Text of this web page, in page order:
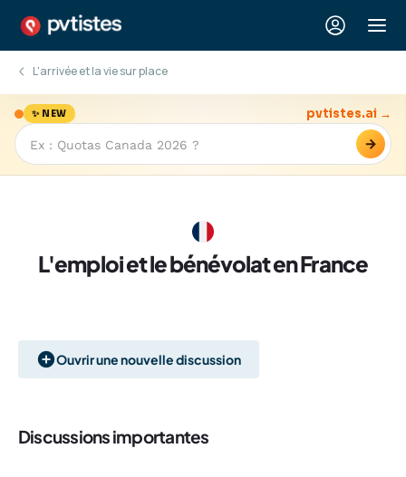
L'arrivée et la vie sur place
✨ NEW
→
pvtistes.ai →
L'emploi et le bénévolat en France
Ouvrir une nouvelle discussion
Discussions importantes